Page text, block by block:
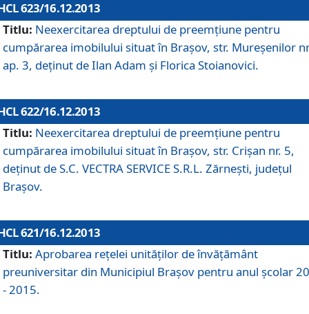
623/16.12.2013
Titlu: Neexercitarea dreptului de preemţiune pentru
cumpărarea imobilului situat în Braşov, str. Mureşenilor
ap. 3, deţinut de Ilan Adam şi Florica Stoianovici.
622/16.12.2013
Titlu: Neexercitarea dreptului de preemţiune pentru
cumpărarea imobilului situat în Braşov, str. Crişan nr. 5,
deţinut de S.C. VECTRA SERVICE S.R.L. Zărneşti, judeţul
Braşov.
621/16.12.2013
Titlu: Aprobarea reţelei unităţilor de învăţământ
preuniversitar din Municipiul Braşov pentru anul şcolar
- 2015.